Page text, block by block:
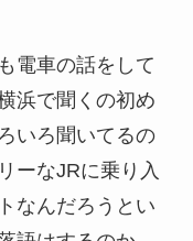
電車の話をして
浜で聞くの初め
いろ聞いてるの
ーなJRに乗り入
なんだろうとい